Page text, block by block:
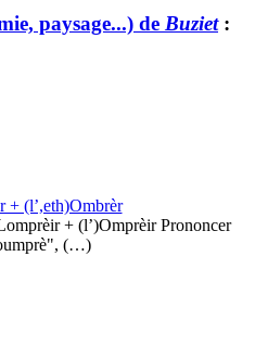
paysage...) de Buziet:
+ (l’,eth)Ombrèr
+ (l’)Omprèir Prononcer
(…)